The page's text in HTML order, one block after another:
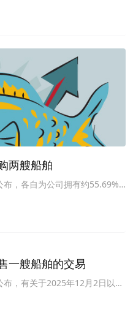
船合同及第二份造船合同。根
船舶合同价3400万美元(约
舶及第二艘船舶总合同价为
将分别于2030年5月31日或以前
两艘船舶
布，各自为公司拥有约55.69%
造船合同及第二份造船合同。
艘船舶合同价3415万美元(约
日或以前交付予第一买方及第
予第三者以运输散装干货商
性运费及船租收入。集团现时
2艘已安排于售后回租协议下，
产船舶。
一艘船舶的交易
布，有关于2025年12月2日以
关准时交付条款未获履行，
据该协议条款，已交付予托管